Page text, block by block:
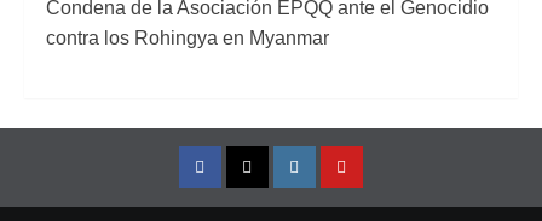
de
entradas
Condena de la Asociación EPQQ ante el Genocidio
contra los Rohingya en Myanmar
FacebookTwitterInstagramYouTube